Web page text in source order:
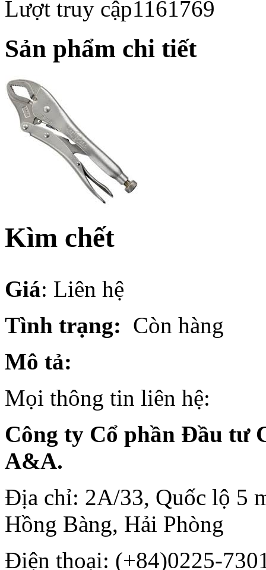
Lượt truy cập1161769
Sản phẩm chi tiết
Kìm chết
Giá: Liên hệ
Tình trạng: Còn hàng
Mô tả:
Mọi thông tin liên hệ:
Công ty Cổ phần Đầu tư
A&A.
Địa chỉ: 2A/33, Quốc lộ 5
Hồng Bàng, Hải Phòng
Điện thoại: (+84)0225-